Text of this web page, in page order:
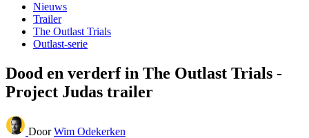
Nieuws
Trailer
The Outlast Trials
Outlast-serie
Dood en verderf in The Outlast Trials -
Project Judas trailer
Door Wim Odekerken